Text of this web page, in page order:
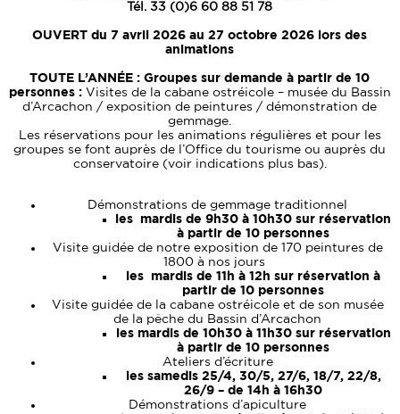
Tél. 33 (0)6 60 88 51 78
OUVERT du 7 avril 2026 au 27 octobre 2026 lors des
animations
TOUTE L’ANNÉE :Groupes sur demande à partir de 10
personnes : Visites de la cabane ostréicole – musée du Bassin
d’Arcachon / exposition de peintures / démonstration de
gemmage.
Les réservations pour les animations régulières et pour les
groupes se font auprès de l’Office du tourisme ou auprès du
conservatoire (voir indications plus bas).
Démonstrations de gemmage traditionnel
les mardis de 9h30 à 10h30 sur réservation
à partir de 10 personnes
Visite guidée de notre exposition de 170 peintures de
1800 à nos jours
les mardis de 11h à 12h sur réservation à
partir de 10 personnes
Visite guidée de la cabane ostréicole et de son musée
de la pêche du Bassin d’Arcachon
les mardis de 10h30 à 11h30 sur réservation
à partir de 10 personnes
Ateliers d’écriture
les samedis 25/4, 30/5, 27/6, 18/7, 22/8,
26/9 – de 14h à 16h30
Démonstrations d’apiculture